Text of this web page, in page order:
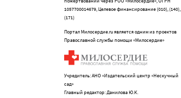
1057700014679, Целевое финансирование (010), (140),
(171)
Портал Милосердие.ru является одним из проектов
Православной службы помощи «Милосердие»
Учредитель: АНО «Издательский центр «Нескучный
сад»
Главный редактор: Данилова Ю.К.